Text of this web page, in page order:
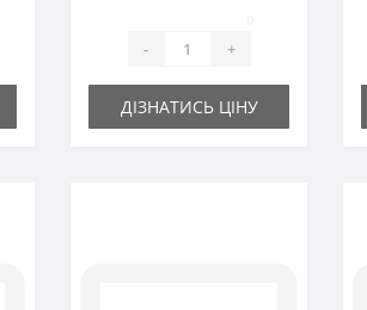
- +
ДІЗНАТИСЬ ЦІНУ